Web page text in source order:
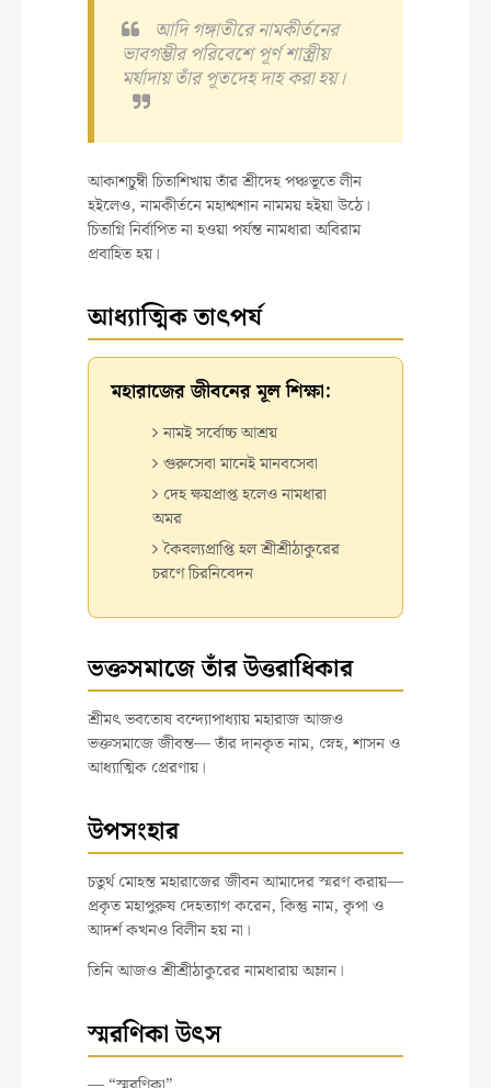
আদি গঙ্গাতীরে নামকীর্তনের
ভাবগম্ভীর পরিবেশে পূর্ণ শাস্ত্রীয়
মর্যাদায় তাঁর পূতদেহ দাহ করা হয়।
আকাশচুম্বী চিতাশিখায় তাঁর শ্রীদেহ পঞ্চভূতে লীন
হইলেও, নামকীর্তনে মহাশ্মশান নামময় হইয়া উঠে।
চিতাগ্নি নির্বাপিত না হওয়া পর্যন্ত নামধারা অবিরাম
প্রবাহিত হয়।
আধ্যাত্মিক তাৎপর্য
মহারাজের জীবনের মূল শিক্ষা:
নামই সর্বোচ্চ আশ্রয়
গুরুসেবা মানেই মানবসেবা
দেহ ক্ষয়প্রাপ্ত হলেও নামধারা
অমর
কৈবল্যপ্রাপ্তি হল শ্রীশ্রীঠাকুরের
চরণে চিরনিবেদন
ভক্তসমাজে তাঁর উত্তরাধিকার
শ্রীমৎ ভবতোষ বন্দ্যোপাধ্যায় মহারাজ আজও
ভক্তসমাজে জীবন্ত— তাঁর দানকৃত নাম, স্নেহ, শাসন ও
আধ্যাত্মিক প্রেরণায়।
উপসংহার
চতুর্থ মোহন্ত মহারাজের জীবন আমাদের স্মরণ করায়—
প্রকৃত মহাপুরুষ দেহত্যাগ করেন, কিন্তু নাম, কৃপা ও
আদর্শ কখনও বিলীন হয় না।
তিনি আজও শ্রীশ্রীঠাকুরের নামধারায় অম্লান।
স্মরণিকা উৎস